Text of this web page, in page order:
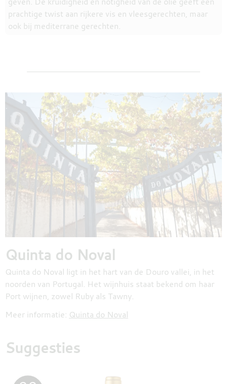
prachtige twist aan rijkere vis en vleesgerechten, maar
ook bij mediterrane gerechten.
Quinta do Noval
Quinta do Noval ligt in het hart van de Douro vallei, in het
noorden van Portugal. Het wijnhuis staat bekend om haar
Port wijnen, zowel Ruby als Tawny.
Meer informatie: Quinta do Noval
Suggesties